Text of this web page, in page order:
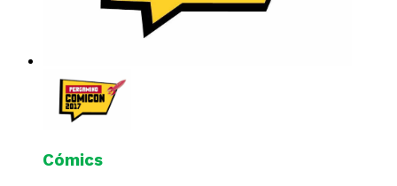
Cómics